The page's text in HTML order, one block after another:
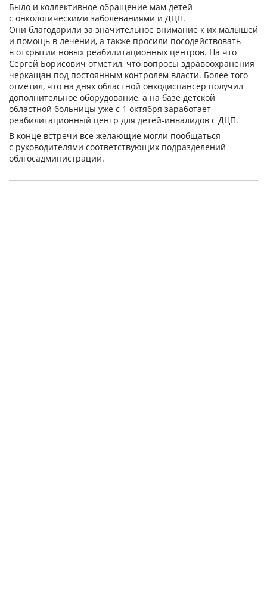
Было и коллективное обращение мам детей
с онкологическими заболеваниями и ДЦП.
Они благодарили за значительное внимание к их малышей
и помощь в лечении, а также просили посодействовать
в открытии новых реабилитационных центров. На что
Сергей Борисович отметил, что вопросы здравоохранения
черкащан под постоянным контролем власти. Более того
отметил, что на днях областной онкодиспансер получил
дополнительное оборудование, а на базе детской
областной больницы уже с 1 октября заработает
реабилитационный центр для детей-инвалидов с ДЦП.
В конце встречи все желающие могли пообщаться
с руководителями соответствующих подразделений
облгосадминистрации.